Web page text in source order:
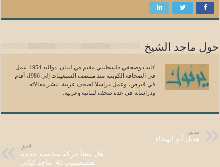
حول ماجد الشيخ
كاتب وصحفي فلسطيني مقيم في لبنان. مواليد 1954. عمل
في الصحافة الكويتية منذ منتصف السبعينات إلى 1986، أقام
في قبرص، وعمل مراسلا لصحف عربية. ينشر مقالاته
ودراساته في عدة صحف لبنانية وعربية.
سابق
هديل أبو الهيجاء
لاجق
هل تنشأ حركة سياسية جديدة
لفلسطينيي 48- ماجد كيالي